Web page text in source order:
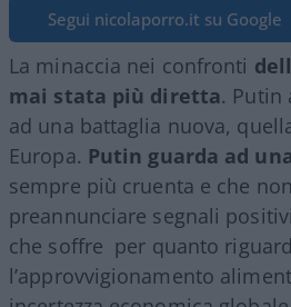
Segui nicolaporro.it su Google
La minaccia nei confronti
mai stata più diretta. Putin
ad una battaglia nuova,
Europa. Putin guarda ad
sempre più cruenta e che
preannunciare segnali
che soffre per quanto
l’approvvigionamento